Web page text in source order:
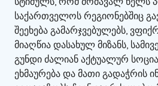
საქართველოს რეგიონებშიც
შეეხება გამარჯვებულებს,
მიაღწია დასახულ მიზანს,
გუნდი ძალიან აქტუალურ
ეხმაურება და მათი გადაჭრის